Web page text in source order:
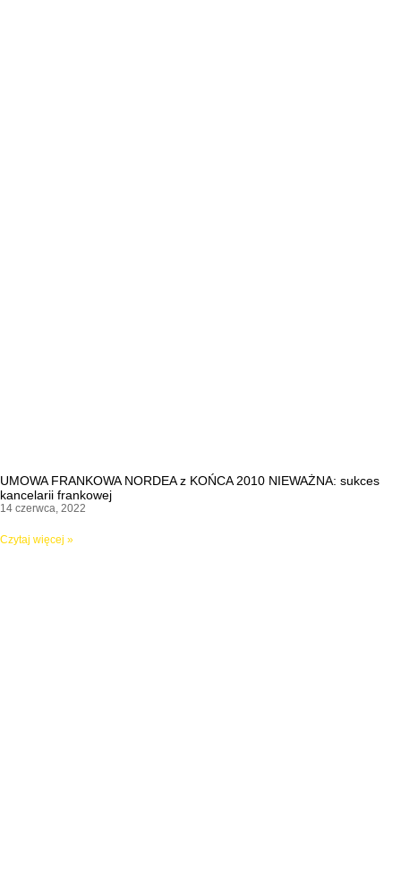
UMOWA FRANKOWA NORDEA z KOŃCA 2010 NIEWAŻNA: sukces
kancelarii frankowej
14 czerwca, 2022
Czytaj więcej »